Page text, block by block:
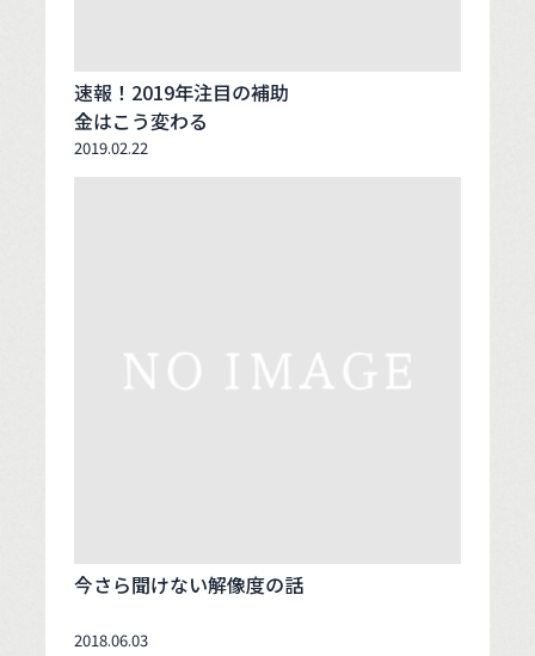
速報！2019年注目の補助
金はこう変わる
2019.02.22
今さら聞けない解像度の話
2018.06.03